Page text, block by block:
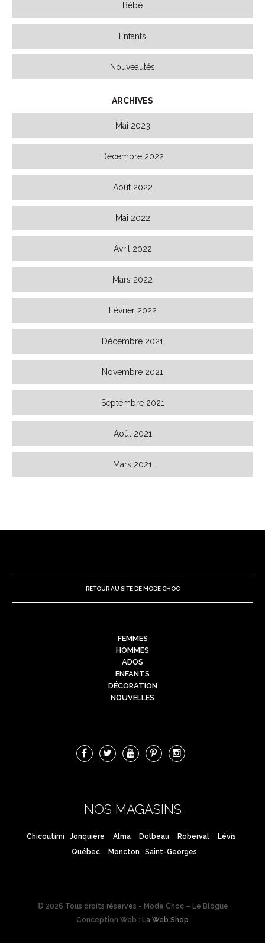
Bébé
Enfants
Nouveautés
ARCHIVES
Mai 2023
Décembre 2022
Août 2022
Mai 2022
Avril 2022
Mars 2022
Février 2022
Décembre 2021
Novembre 2021
Septembre 2021
Août 2021
Mars 2021
RETOUR AU SITE DE MODE CHOC
FEMMES
HOMMES
ADOS
ENFANTS
DÉCORATION
NOUVELLES
NOS MAGASINS
Chicoutimi Jonquière Alma Dolbeau Roberval
Lévis
Québec
Moncton Saint-Georges
© 2026 Tous droits réservés - Mode Choc – Le Blogue
Conception Web : La Web Shop